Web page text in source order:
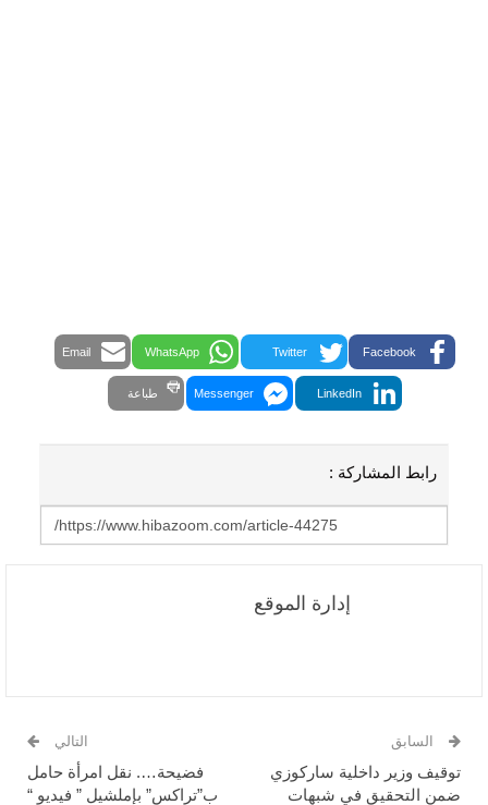
Facebook
Twitter
WhatsApp
Email
LinkedIn
Messenger طباعة
رابط المشاركة :
إدارة الموقع
السابق
توقيف وزير داخلية ساركوزي
ضمن التحقيق في شبهات
التالي
فضيحة…. نقل امرأة حامل
ب”تراكس” بإملشيل ” فيديو “